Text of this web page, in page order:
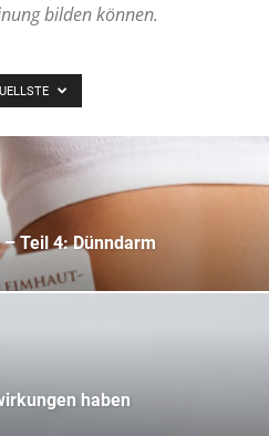
bilden können.
Teil 4: Dünndarm
haben